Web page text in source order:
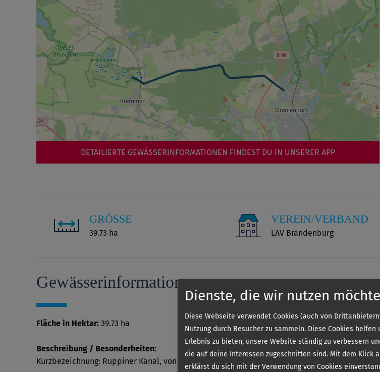
DETAILIERTE GEWÄSSERINFORMATIONEN FINDEST DU IN UNSERER APP
GRÖSSE
39.73 ha
VEREIN/VERBAND
LAV Brandenburg
Gewässer­informationen
Fläche in Hektar: 39.73 ha
Beschreibung / Besonderheiten:
Kurzbezeichnung: Ruppiner Kanal, von Friedenthaler Eck bis Kremmener See
Dienste, die wir nutzen
Diese Webseite verwendet Cookies (auch von
Nutzung durch Besucher zu sammeln. Diese Cookies
Erlebnis zu bieten, unsere Website ständig zu verbessern
die auf deine Interessen zugeschnitten sind. Mit dem Klick
erklärst du sich mit der Verwendung von Cookies